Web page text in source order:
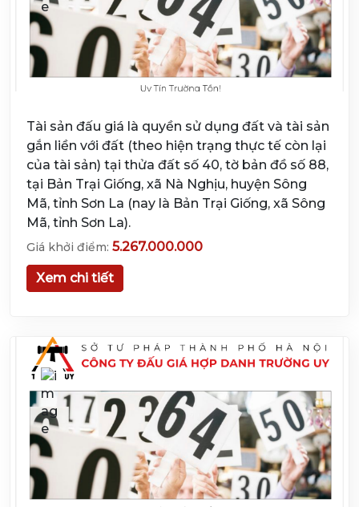
Tài sản đấu giá là quyền sử dụng đất và tài sản
gắn liền với đất (theo hiện trạng thực tế còn lại
của tài sản) tại thửa đất số 40, tờ bản đồ số 88,
tại Bản Trại Giống, xã Nà Nghịu, huyện Sông
Mã, tỉnh Sơn La (nay là Bản Trại Giống, xã Sông
Mã, tỉnh Sơn La).
Giá khởi điểm: 5.267.000.000
Xem chi tiết